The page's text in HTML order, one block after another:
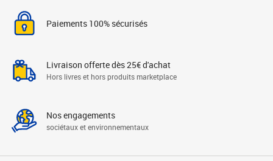
Paiements 100% sécurisés
Livraison offerte dès 25€ d'achat
Hors livres et hors produits marketplace
Nos engagements
sociétaux et environnementaux